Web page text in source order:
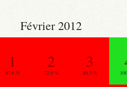
Février 2012
1
47.6 %
2
72.0 %
3
80.3 %